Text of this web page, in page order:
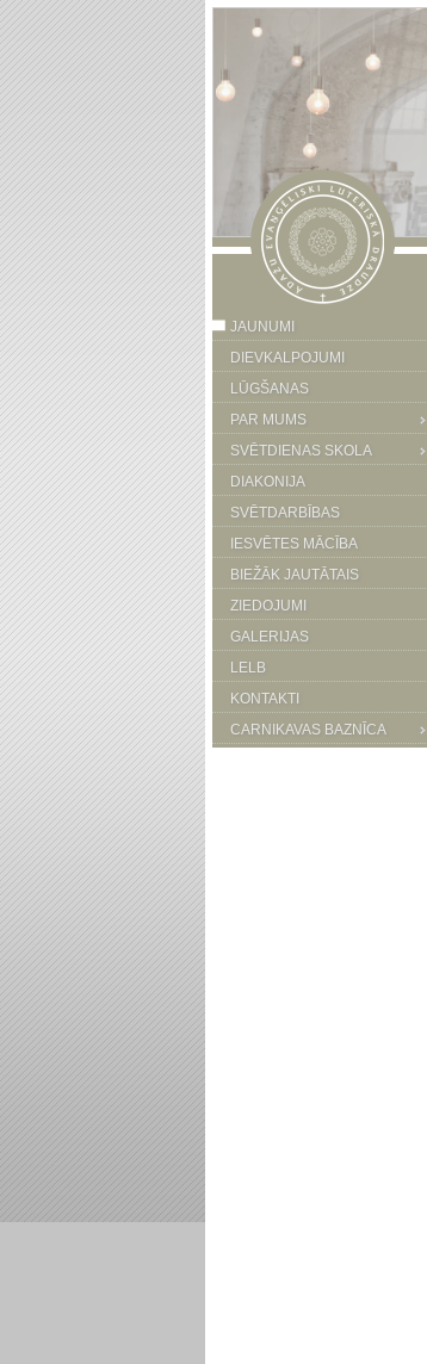
JAUNUMI
DIEVKALPOJUMI
LŪGŠANAS
PAR MUMS
SVĒTDIENAS SKOLA
DIAKONIJA
SVĒTDARBĪBAS
IESVĒTES MĀCĪBA
BIEŽĀK JAUTĀTAIS
ZIEDOJUMI
GALERIJAS
LELB
KONTAKTI
CARNIKAVAS BAZNĪCA